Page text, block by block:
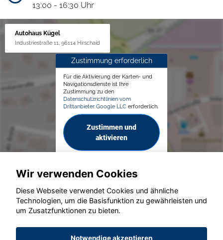
13:00 - 16:30 Uhr
Autohaus Kügel
Industriestraße 11, 96114 Hirschaid
Zustimmung erforderlich
Für die Aktivierung der Karten- und
Navigationsdienste ist Ihre
Zustimmung zu den
Datenschutzrichtlinien vom
Drittanbieter Google LLC erforderlich.
Zustimmen und
aktivieren
© konjunkturmotor.de GmbH 2020 - 2026
Wir verwenden Cookies
Diese Webseite verwendet Cookies und ähnliche
Technologien, um die Basisfunktion zu gewährleisten und
um Zusatzfunktionen zu bieten.
Notwendige akzeptieren